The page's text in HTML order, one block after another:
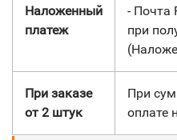
Наложенный
платеж
- Почта
при
При заказе
от 2 штук
При
оплате